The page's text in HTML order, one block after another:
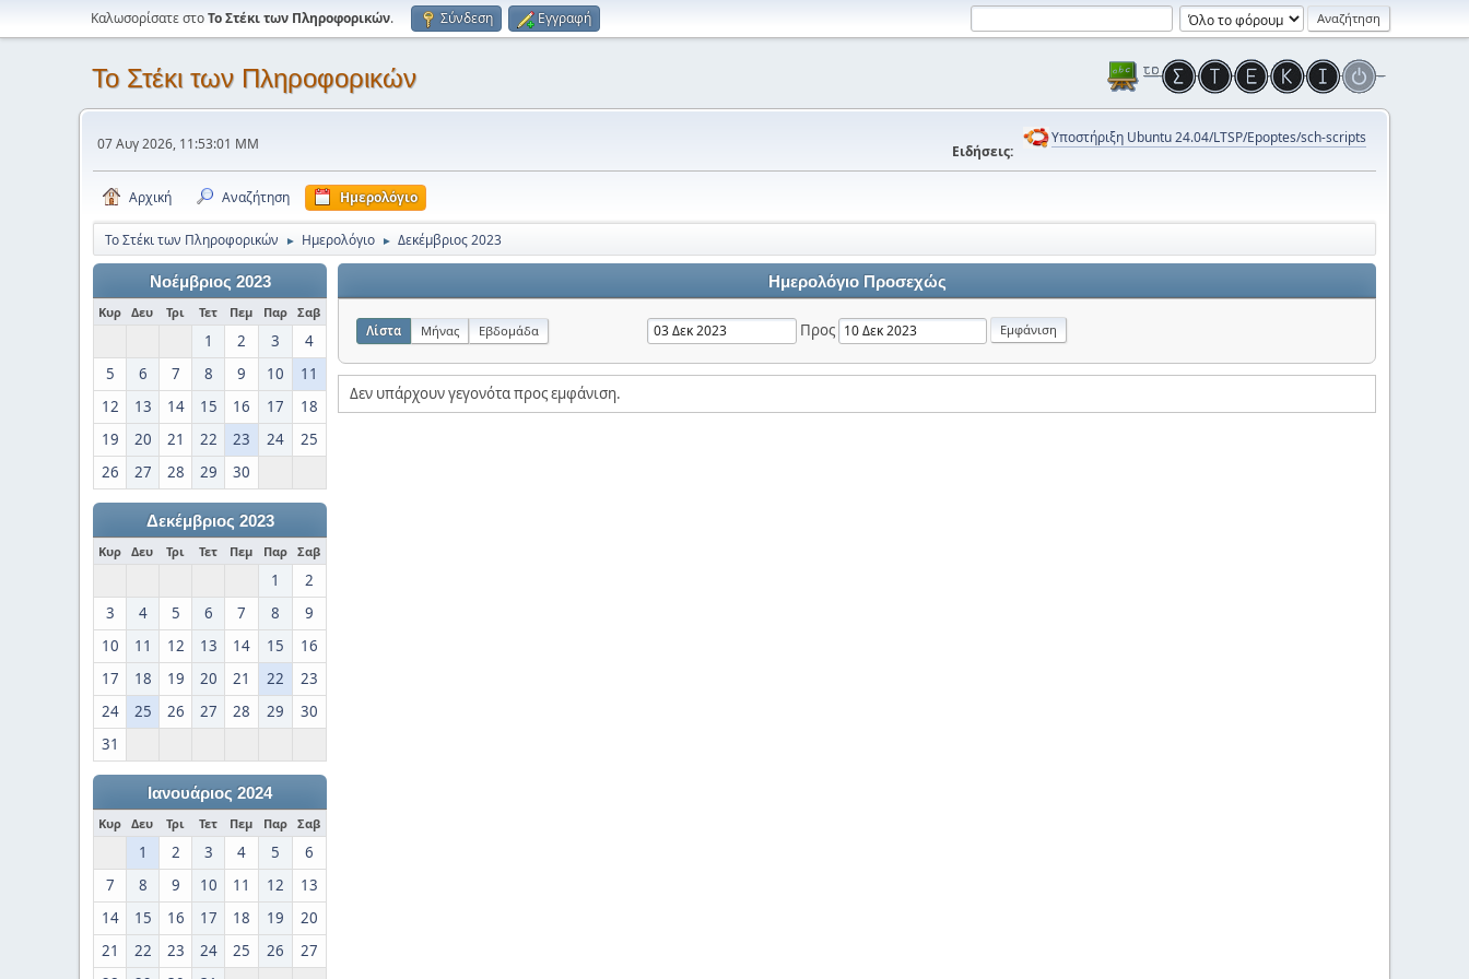
Καλωσορίσατε στοΤο Στέκι των Πληροφορικών. Σύνδεση Εγγραφή
Το Στέκι των Πληροφορικών
07 Αυγ 2026, 11:53:01 ΜΜ Ειδήσεις:
Υποστήριξη Ubuntu 24.04/LTSP/Epoptes/sch-scripts
Αρχική Αναζήτηση Ημερολόγιο
Το Στέκι των Πληροφορικών ► Ημερολόγιο ► Δεκέμβριος 2023
Νοέμβριος 2023
Κυρ Δευ Τρι Τετ Πεμ Παρ Σαβ
1 2 3
4
5
6 7 8 9 10
11
12
13 14 15 16 17
18
19
20 21 22 23 24
25
26
27 28 29 30
Δεκέμβριος 2023
Κυρ Δευ Τρι Τετ Πεμ Παρ Σαβ
1
2
3
4 5 6 7 8
9
10
11 12 13 14 15
16
17
18 19 20 21 22
23
24
25 26 27 28 29
30
31
Ιανουάριος 2024
Κυρ Δευ Τρι Τετ Πεμ Παρ Σαβ
1 2 3 4 5
6
7
8 9 10 11 12
13
14
15 16 17 18 19
20
21
22 23 24 25 26
27
Ημερολόγιο Προσεχώς
Λίστα Μήνας Εβδομάδα Προς
Δεν υπάρχουν γεγονότα προς εμφάνιση.